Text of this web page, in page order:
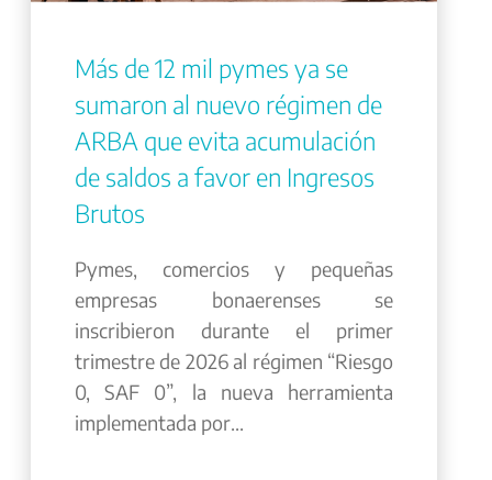
Más de 12 mil pymes ya se
sumaron al nuevo régimen de
ARBA que evita acumulación
de saldos a favor en Ingresos
Brutos
Pymes, comercios y pequeñas
empresas bonaerenses se
inscribieron durante el primer
trimestre de 2026 al régimen “Riesgo
0, SAF 0”, la nueva herramienta
implementada por...